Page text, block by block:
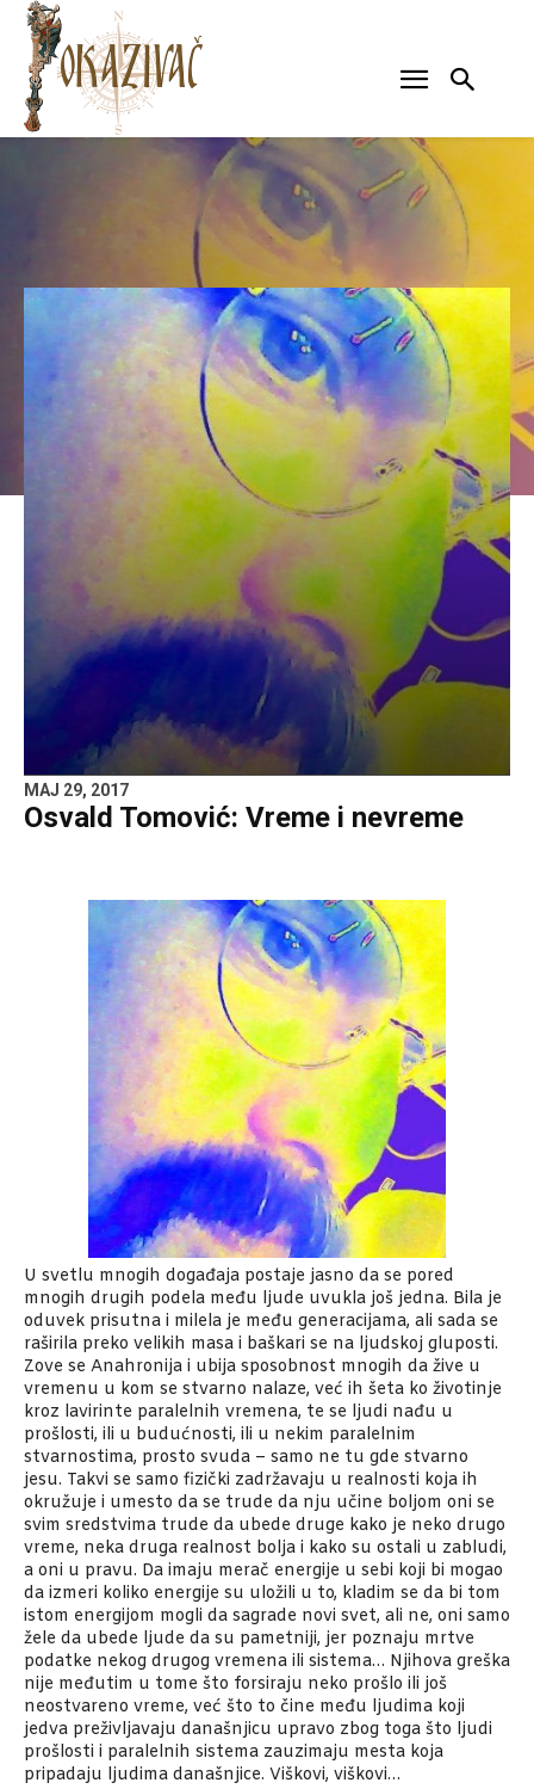
MAJ 29, 2017
Osvald Tomović: Vreme i nevreme
U svetlu mnogih događaja postaje jasno da se pored
mnogih drugih podela među ljude uvukla još jedna. Bila je
oduvek prisutna i milela je među generacijama, ali sada se
raširila preko velikih masa i baškari se na ljudskoj gluposti.
Zove se Anahronija i ubija sposobnost mnogih da žive u
vremenu u kom se stvarno nalaze, već ih šeta ko životinje
kroz lavirinte paralelnih vremena, te se ljudi nađu u
prošlosti, ili u budućnosti, ili u nekim paralelnim
stvarnostima, prosto svuda – samo ne tu gde stvarno
jesu. Takvi se samo fizički zadržavaju u realnosti koja ih
okružuje i umesto da se trude da nju učine boljom oni se
svim sredstvima trude da ubede druge kako je neko drugo
vreme, neka druga realnost bolja i kako su ostali u zabludi,
a oni u pravu. Da imaju merač energije u sebi koji bi mogao
da izmeri koliko energije su uložili u to, kladim se da bi tom
istom energijom mogli da sagrade novi svet, ali ne, oni samo
žele da ubede ljude da su pametniji, jer poznaju mrtve
podatke nekog drugog vremena ili sistema… Njihova greška
nije međutim u tome što forsiraju neko prošlo ili još
neostvareno vreme, već što to čine među ljudima koji
jedva preživljavaju današnjicu upravo zbog toga što ljudi
prošlosti i paralelnih sistema zauzimaju mesta koja
pripadaju ljudima današnjice. Viškovi, viškovi…